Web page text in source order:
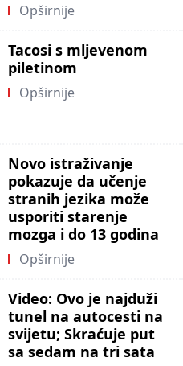
Opširnije
Tacosi s mljevenom
piletinom
Opširnije
Novo istraživanje
pokazuje da učenje
stranih jezika može
usporiti starenje
mozga i do 13 godina
Opširnije
Video: Ovo je najduži
tunel na autocesti na
svijetu; Skraćuje put
sa sedam na tri sata